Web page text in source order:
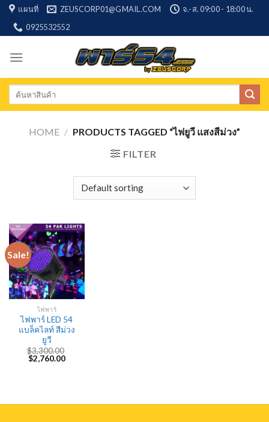
Skip
content
แผนที่ ZEUSCORP01@GMAIL.COM
จ.-ส. 09:00 - 18:00 น.
0925532552
Search
HOME / PRODUCTS TAGGED “ไฟยูวี แสงสีม่วง”
FILTER
Sale!
ไฟพาร์
ไฟพาร์ LED 54
แบล็คไลท์ สีม่วง
ยูวี
$3,300.00
Original
price
$2,760.00Current